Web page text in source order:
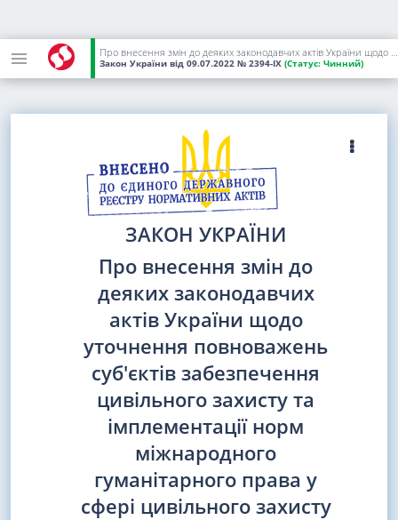
Про внесення змін до деяких законодавчих актів України щодо уточнення повноважень суб'єктів забезпечення цивільного захисту та імплементації норм міжнародного гуманітарного права у сфері цивільного захисту
Закон України від 09.07.2022 № 2394-IX (Статус: Чинний)
ЗАКОН УКРАЇНИ
Про внесення змін до
деяких законодавчих
актів України щодо
уточнення повноважень
суб'єктів забезпечення
цивільного захисту та
імплементації норм
міжнародного
гуманітарного права у
сфері цивільного захисту